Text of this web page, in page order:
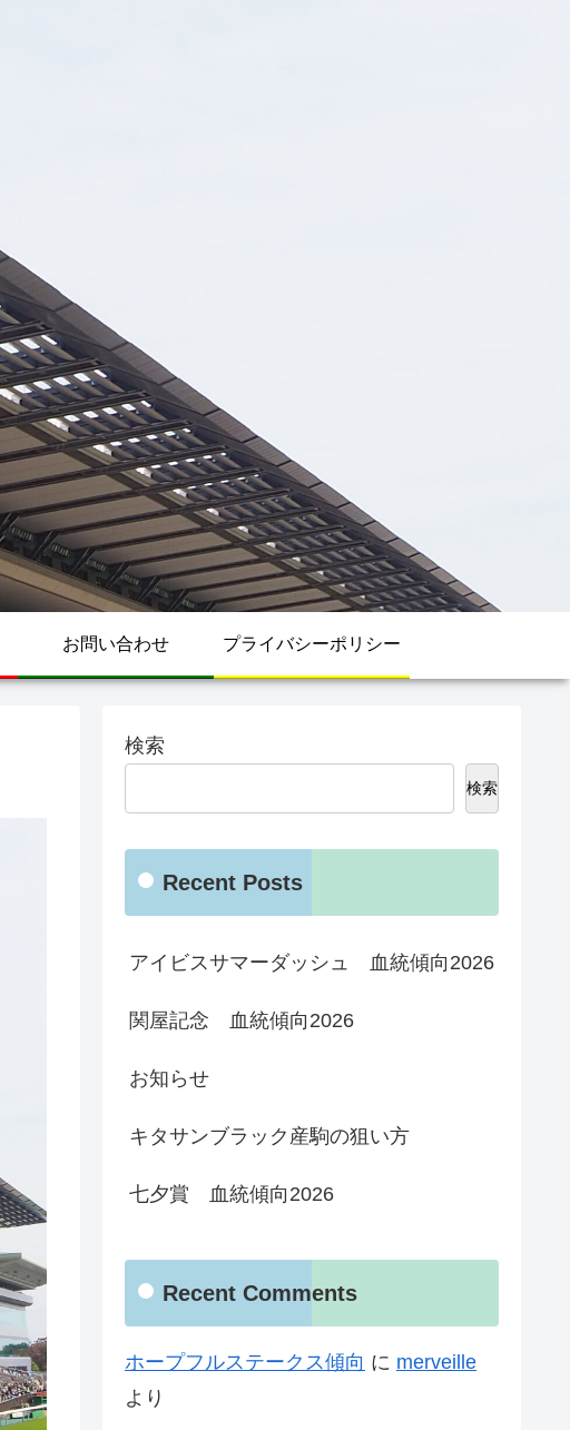
お問い合わせ プライバシーポリシー
検索
検索
Recent Posts
アイビスサマーダッシュ 血統傾向2026
関屋記念 血統傾向2026
お知らせ
キタサンブラック産駒の狙い方
七夕賞 血統傾向2026
Recent Comments
ホープフルステークス傾向 に merveille
より